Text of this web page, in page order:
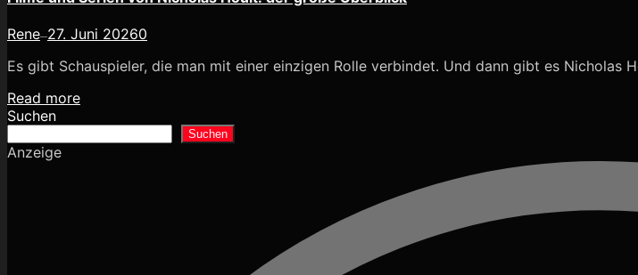
Rene—27. Juni 20260
Es gibt Schauspieler, die man mit einer einzigen Rolle verbindet. Und dann gibt es Nicholas
Read more
Suchen
Suchen
Anzeige